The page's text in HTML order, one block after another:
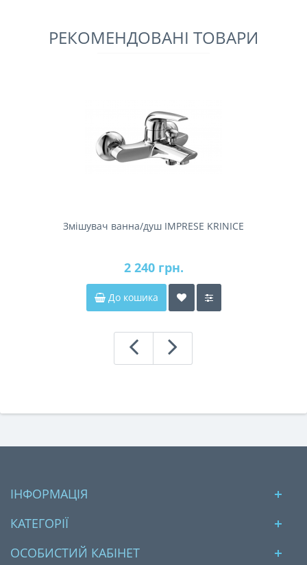
РЕКОМЕНДОВАНІ ТОВАРИ
Змішувач ванна/душ IMPRESE KRINICE
2 240 грн.
До кошика
ІНФОРМАЦІЯ
КАТЕГОРІЇ
ОСОБИСТИЙ КАБІНЕТ